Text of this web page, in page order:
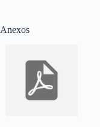
Anexos